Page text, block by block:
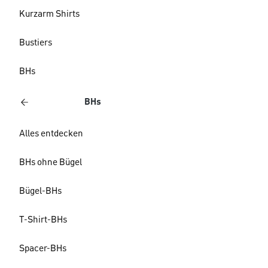
Kurzarm Shirts
Bustiers
BHs
BHs
Alles entdecken
BHs ohne Bügel
Bügel-BHs
T-Shirt-BHs
Spacer-BHs